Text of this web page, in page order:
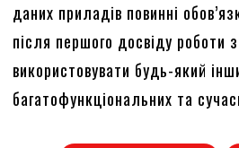
даних приладів повинні
після першого досвіду роботи
використовувати будь-який
багатофункціональних та